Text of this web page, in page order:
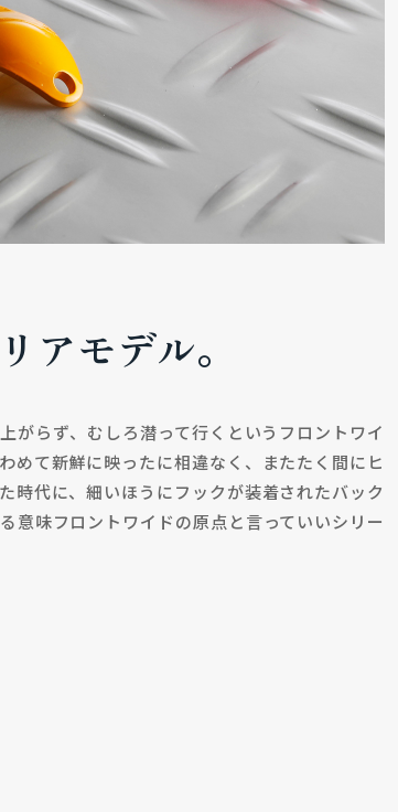
アモデル。
がらず、むしろ潜って行くというフロントワイ
めて新鮮に映ったに相違なく、またたく間にヒ
時代に、細いほうにフックが装着されたバック
意味フロントワイドの原点と言っていいシリー